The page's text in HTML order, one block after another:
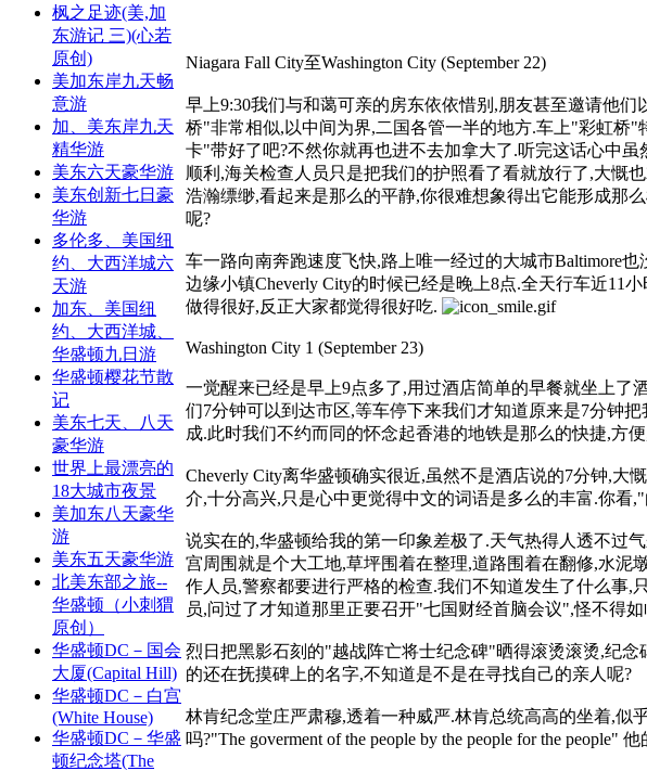
枫之足迹(美,加
东游记 三)(心若
原创)
美加东岸九天畅
意游
加、美东岸九天
精华游
美东六天豪华游
美东创新七日豪
华游
多伦多、美国纽
约、大西洋城六
天游
加东、美国纽
约、大西洋城、
华盛顿九日游
华盛顿樱花节散
记
美东七天、八天
豪华游
世界上最漂亮的
18大城市夜景
美加东八天豪华
游
美东五天豪华游
北美东部之旅--
华盛顿（小刺猬
原创）
华盛顿DC－国会
大厦(Capital Hill)
华盛顿DC－白宫
(White House)
华盛顿DC－华盛
顿纪念塔(The
Niagara Fall City至Washington City (September 22)
早上9:30我们与和蔼可亲的房东依依惜别,朋友甚至邀请他
桥"非常相似,以中间为界,二国各管一半的地方.车上"彩虹桥
卡"带好了吧?不然你就再也进不去加拿大了.听完这话心中
顺利,海关检查人员只是把我们的护照看了看就放行了,大慨
浩瀚缥缈,看起来是那么的平静,你很难想象得出它能形成那
呢?
车一路向南奔跑速度飞快,路上唯一经过的大城市Baltimore
边缘小镇Cheverly City的时候已经是晚上8点.全天行车近11
做得很好,反正大家都觉得很好吃.
Washington City 1 (September 23)
一觉醒来已经是早上9点多了,用过酒店简单的早餐就坐上了
们7分钟可以到达市区,等车停下来我们才知道原来是7分钟
成.此时我们不约而同的怀念起香港的地铁是那么的快捷,方
Cheverly City离华盛顿确实很近,虽然不是酒店说的7分钟,大
介,十分高兴,只是心中更觉得中文的词语是多么的丰富.你看
说实在的,华盛顿给我的第一印象差极了.天气热得人透不过
宫周围就是个大工地,草坪围着在整理,道路围着在翻修,水泥
作人员,警察都要进行严格的检查.我们不知道发生了什么事,
员,问过了才知道那里正要召开"七国财经首脑会议",怪不得
烈日把黑影石刻的"越战阵亡将士纪念碑"晒得滚烫滚烫,纪
的还在抚摸碑上的名字,不知道是不是在寻找自己的亲人呢?
林肯纪念堂庄严肃穆,透着一种威严.林肯总统高高的坐着,似
吗?"The goverment of the people by the people for the people"